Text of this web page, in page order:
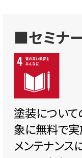
■セミナ
塗装につい
象に無料で
メンテナンス